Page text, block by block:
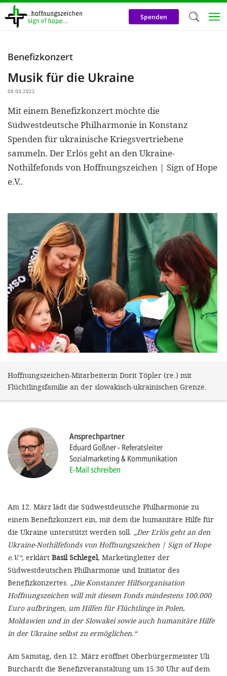
Direkt
zum
Inhalt
Spenden
Benefizkonzert
Musik für die Ukraine
08.03.2022
Mit einem Benefizkonzert möchte die
Südwestdeutsche Philharmonie in Konstanz
Spenden für ukrainische Kriegsvertriebene
sammeln. Der Erlös geht an den Ukraine-
Nothilfefonds von Hoffnungszeichen | Sign of Hope
e.V..
Hoffnungszeichen-Mitarbeiterin Dorit Töpler (re.) mit
Flüchtlingsfamilie an der slowakisch-ukrainischen Grenze.
Ansprechpartner
Eduard Goßner Referatsleiter
Sozialmarketing & Kommunikation
E-Mail schreiben
Am 12. März lädt die Südwestdeutsche Philharmonie zu
einem Benefizkonzert ein, mit dem die humanitäre Hilfe für
die Ukraine unterstützt werden soll. „Der Erlös geht an den
Ukraine-Nothilfefonds von Hoffnungszeichen | Sign of Hope
e.V.“, erklärt Basil Schlegel, Marketingleiter der
Südwestdeutschen Philharmonie und Initiator des
Benefizkonzertes. „Die Konstanzer Hilfsorganisation
Hoffnungszeichen will mit diesem Fonds mindestens 100.000
Euro aufbringen, um Hilfen für Flüchtlinge in Polen,
Moldawien und in der Slowakei sowie auch humanitäre Hilfe
in der Ukraine selbst zu ermöglichen.“
Am Samstag, den 12. März eröffnet Oberbürgermeister Uli
Burchardt die Benefizveranstaltung um 15:30 Uhr auf dem
nutzen
Cookies zu
und
unsere
den
ALLEN